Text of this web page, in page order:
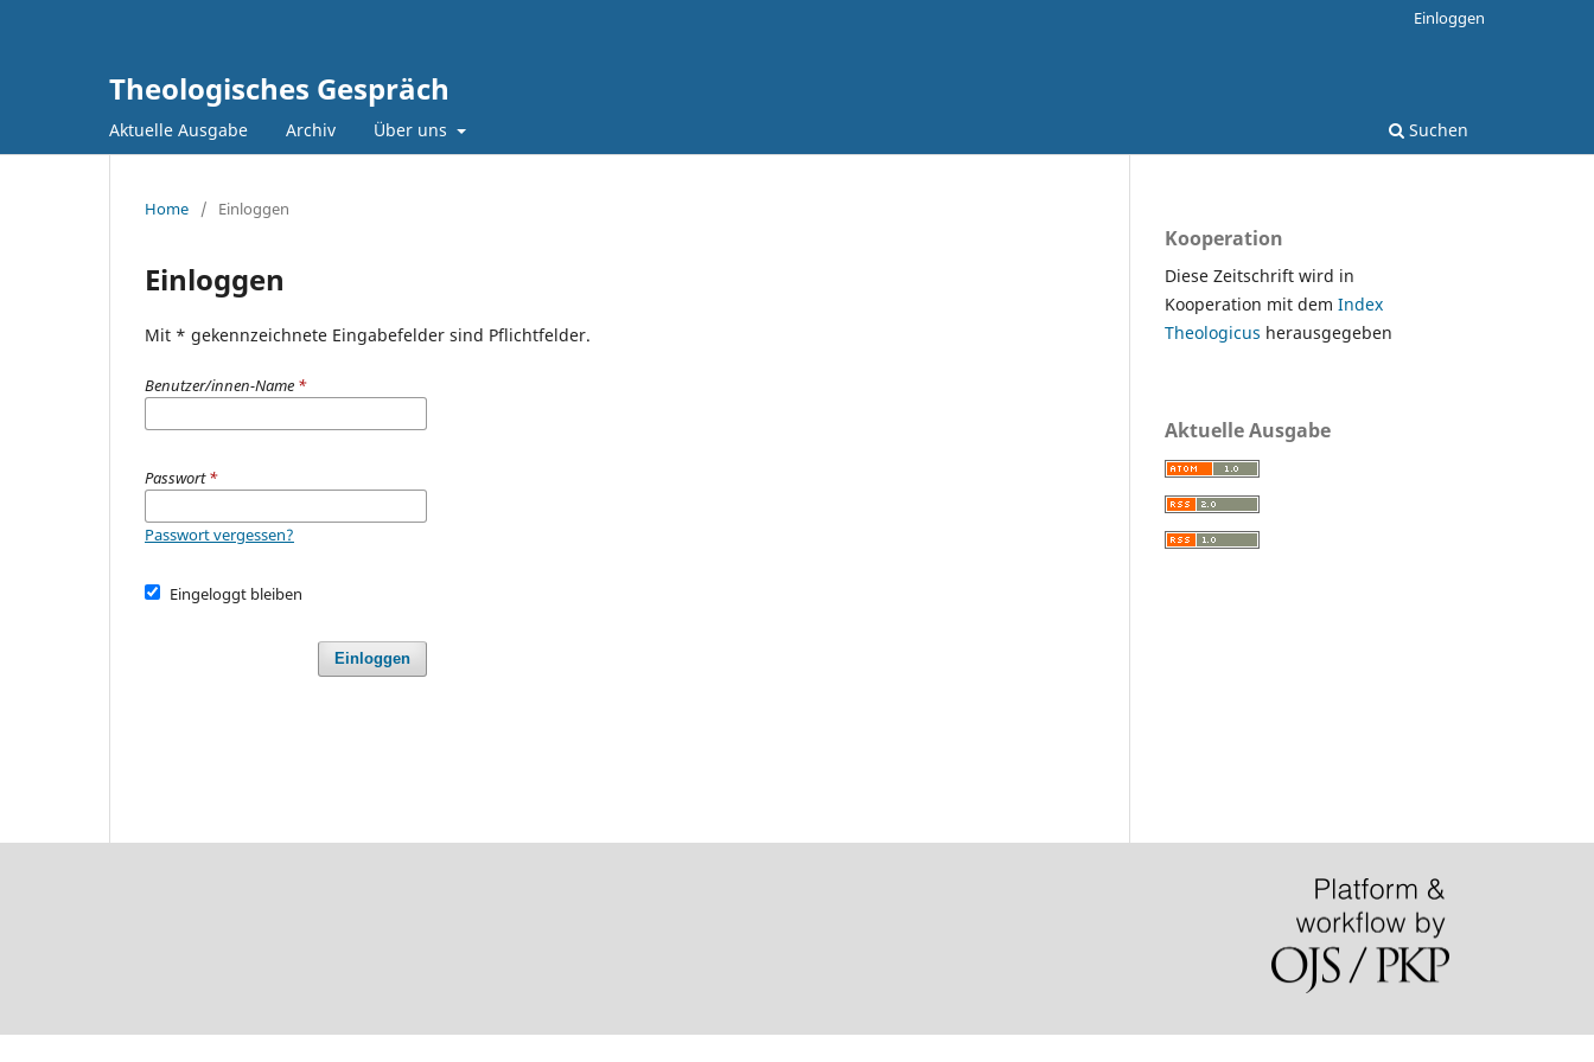
Theologisches Gespräch
Aktuelle Ausgabe Archiv Über uns Suchen
Einloggen
Home / Einloggen
Einloggen
Mit * gekennzeichnete Eingabefelder sind Pflichtfelder.
Benutzer/innen-Name *
Passwort*
Passwort vergessen?
Eingeloggt bleiben
Einloggen
Kooperation
Diese Zeitschrift wird in
Kooperation mit dem Index
Theologicus herausgegeben
Aktuelle Ausgabe